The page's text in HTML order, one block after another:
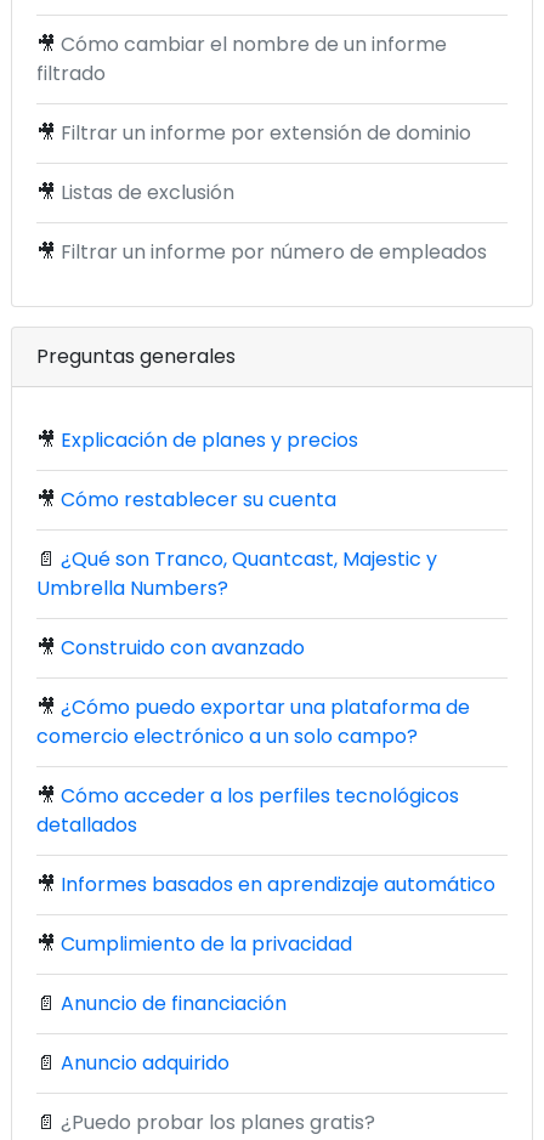
🎥 Cómo cambiar el nombre de un informe
filtrado
🎥 Filtrar un informe por extensión de dominio
🎥 Listas de exclusión
🎥 Filtrar un informe por número de empleados
Preguntas generales
🎥 Explicación de planes y precios
🎥 Cómo restablecer su cuenta
📄 ¿Qué son Tranco, Quantcast, Majestic y
Umbrella Numbers?
🎥 Construido con avanzado
🎥 ¿Cómo puedo exportar una plataforma de
comercio electrónico a un solo campo?
🎥 Cómo acceder a los perfiles tecnológicos
detallados
🎥 Informes basados en aprendizaje automático
🎥 Cumplimiento de la privacidad
📄 Anuncio de financiación
📄 Anuncio adquirido
📄 ¿Puedo probar los planes gratis?